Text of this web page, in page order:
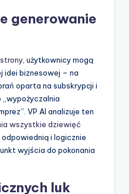
generowanie
, użytkownicy mogą
idei biznesowej – na
oparta na subskrypcji i
„wypożyczalnia
VP AI analizuje ten
wszystkie dziewięć
i logicznie
wyjścia do pokonania
luk